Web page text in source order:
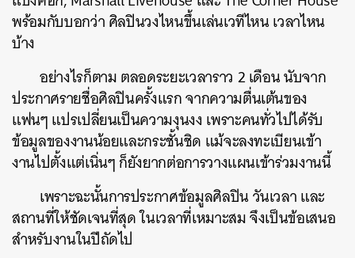
พร้อมกับบอกว่า ศิลปินวงไหนขึ้นเล่นเวทีไหน เวลาไหน
บ้าง
อย่างไรก็ตาม ตลอดระยะเวลาราว 2 เดือน นับจาก
ประกาศรายชื่อศิลปินครั้งแรก จากความตื่นเต้นของ
แฟนๆ แปรเปลี่ยนเป็นความงุนงงเพราะคนทั่วไปได้รับ
ข้อมูลของงานน้อยและกระชั้นชิด แม้จะลงทะเบียนเข้า
งานไปตั้งแต่เนิ่นๆ ก็ยังยากต่อการวางแผนเข้าร่วมงานนี้
เพราะฉะนั้นการประกาศข้อมูลศิลปิน วันเวลา และ
สถานที่ให้ชัดเจนที่สุด ในเวลาที่เหมาะสม จึงเป็นข้อเสนอ
สำหรับงานในปีถัดไป